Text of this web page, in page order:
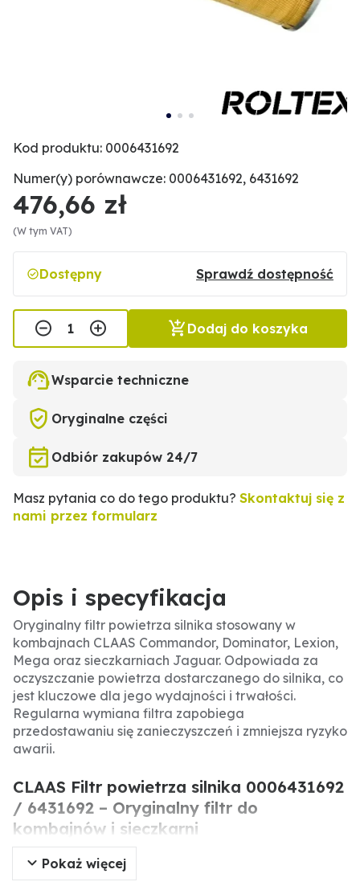
Kod produktu: 0006431692
Numer(y) porównawcze: 0006431692, 6431692
476,66 zł
(W tym VAT)
Dostępny Sprawdź dostępność
Dodaj do koszyka
Wsparcie techniczne
Oryginalne części
Odbiór zakupów 24/7
Masz pytania co do tego produktu? Skontaktuj się z
nami przez formularz
Opis i specyfikacja
Oryginalny filtr powietrza silnika stosowany w
kombajnach CLAAS Commandor, Dominator, Lexion,
Mega oraz sieczkarniach Jaguar. Odpowiada za
oczyszczanie powietrza dostarczanego do silnika, co
jest kluczowe dla jego wydajności i trwałości.
Regularna wymiana filtra zapobiega
przedostawaniu się zanieczyszczeń i zmniejsza ryzyko
awarii.
CLAAS Filtr powietrza silnika 0006431692
/ 6431692 – Oryginalny filtr do
kombajnów i sieczkarni
Oryginalny filtr powietrza silnika CLAAS to wysokiej
jakości element stosowany w wielu maszynach
Pokaż więcej